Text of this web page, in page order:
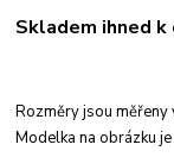
Skladem ihned k
Rozměry jsou měřeny
Modelka na obrázku